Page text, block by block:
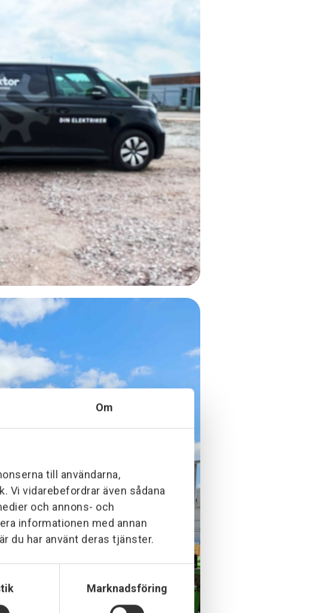
Om
till användarna,
Vi vidarebefordrar även sådana
och annons- och
informationen med annan
du har använt deras tjänster.
Marknadsföring